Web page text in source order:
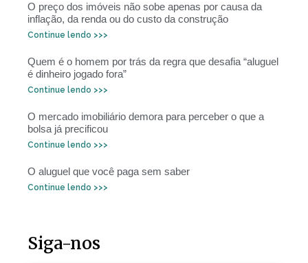
O preço dos imóveis não sobe apenas por causa da
inflação, da renda ou do custo da construção
Continue lendo >>>
Quem é o homem por trás da regra que desafia “aluguel
é dinheiro jogado fora”
Continue lendo >>>
O mercado imobiliário demora para perceber o que a
bolsa já precificou
Continue lendo >>>
O aluguel que você paga sem saber
Continue lendo >>>
Siga-nos